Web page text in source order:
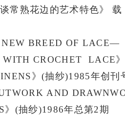
常熟花边的艺术特色》
BREED OF LACE—
WITH CROCHET LACE
》(抽纱)1985年创
AND
》 (抽纱)1986年总第2期